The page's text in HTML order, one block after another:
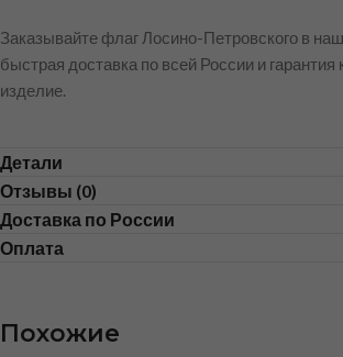
Заказывайте флаг Лосино-Петровского в
быстрая доставка по всей России и гарантия
изделие.
Детали
Отзывы (0)
Доставка по России
Оплата
Похожие